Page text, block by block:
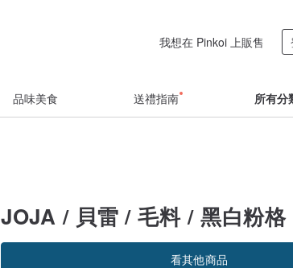
我想在 Pinkoi 上販售
品味美食 送禮指南 所有分
JOJA / 貝雷 / 毛料 / 黑白粉格
看其他商品